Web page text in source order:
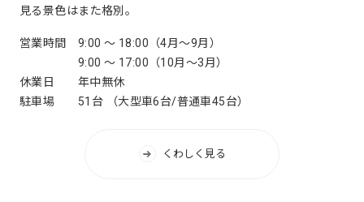
見る景色はまた格別。
営業時間
9:00 ～ 18:00（4月～9月）
9:00 ～ 17:00（10月～3月）
休業日
年中無休
駐車場
51台 （大型車6台/普通車45台）
くわしく見る